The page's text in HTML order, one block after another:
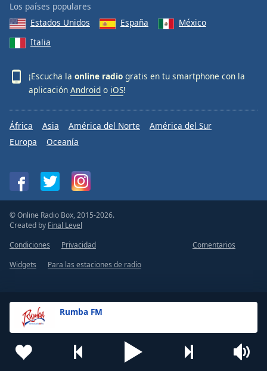
Rumba FM
Los países populares
Estados Unidos
España
México
Italia
¡Escucha la online radio gratis en tu smartphone con la
aplicación Android o iOS!
África Asia América del Norte
América del Sur
Europa
Oceanía
© Online Radio Box, 2015-2026.
Created by Final Level
Condiciones
Privacidad
Comentarios
Widgets
Para las estaciones de radio